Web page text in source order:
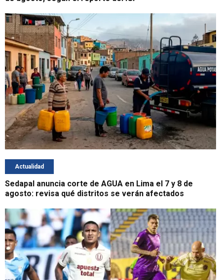
Actualidad
Sedapal anuncia corte de AGUA en Lima el 7 y 8 de
agosto: revisa qué distritos se verán afectados